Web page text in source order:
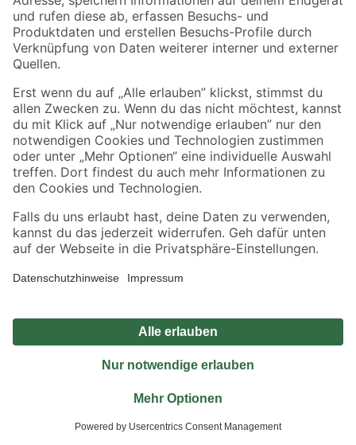
Zahlungsarten Versandarten
Sicher einkaufen
Jetzt die toom-App herunterladen
Alle Preisangaben in EUR inkl. gesetzl. MwSt.. Die dargestellten Angebote sind unter
Umständen nicht in allen Märkten verfügbar. Die angegebenen Verfügbarkeiten beziehen
Produkte nur solange der Vorrat reicht.
*Paketversand ab 59 € versandkostenfrei, gilt nicht für Artikel mit Speditionsversand, hier
Privatsphäre Impressum
Nutzungsbedingungen
Widerrufsrecht
Vertrag widerrufen
© 2026 toom Baumarkt GmbH